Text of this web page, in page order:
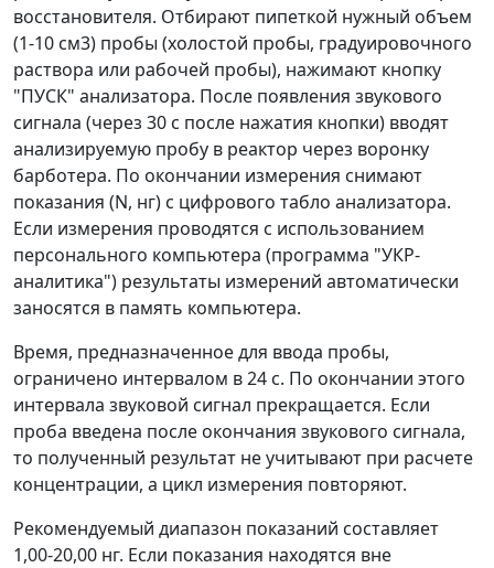
восстановителя. Отбирают пипеткой нужный объем
(1-10 см3) пробы (холостой пробы, градуировочного
раствора или рабочей пробы), нажимают кнопку
"ПУСК" анализатора. После появления звукового
сигнала (через 30 с после нажатия кнопки) вводят
анализируемую пробу в реактор через воронку
барботера. По окончании измерения снимают
показания (N, нг) с цифрового табло анализатора.
Если измерения проводятся с использованием
персонального компьютера (программа "УКР-
аналитика") результаты измерений автоматически
заносятся в память компьютера.
Время, предназначенное для ввода пробы,
ограничено интервалом в 24 с. По окончании этого
интервала звуковой сигнал прекращается. Если
проба введена после окончания звукового сигнала,
то полученный результат не учитывают при расчете
концентрации, а цикл измерения повторяют.
Рекомендуемый диапазон показаний составляет
1,00-20,00 нг. Если показания находятся вне